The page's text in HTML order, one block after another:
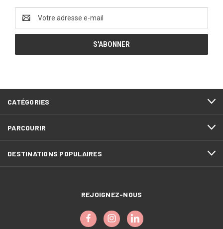
mail
CATÉGORIES
PARCOURIR
DESTINATIONS POPULAIRES
REJOIGNEZ-NOUS